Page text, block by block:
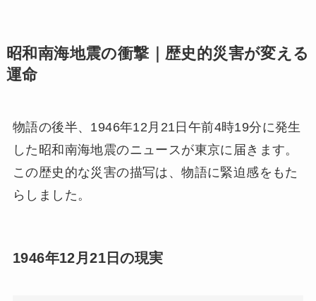
昭和南海地震の衝撃｜歴史的災害が変える
運命
物語の後半、1946年12月21日午前4時19分に発生
した昭和南海地震のニュースが東京に届きます。
この歴史的な災害の描写は、物語に緊迫感をもた
らしました。
1946年12月21日の現実